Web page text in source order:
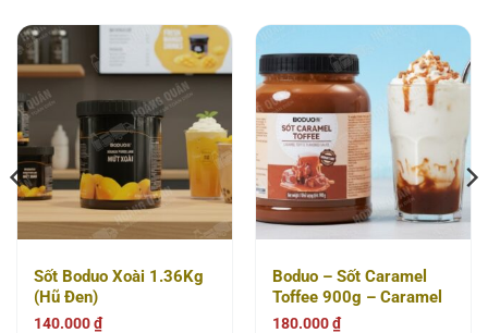
Sốt Boduo Xoài 1.36Kg
(Hũ Đen)
140.000₫
Boduo – Sốt Caramel
Toffee 900g – Caramel
Toffee Flavored Sauce
180.000₫